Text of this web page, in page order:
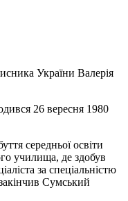
України Валерія
26 вересня 1980
середньої освіти
училища, де здобув
за спеціальністю
Сумський